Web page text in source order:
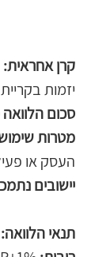
קרן אחראית:
יזמות
סכום
מטרות
העסק או
יישובים
תנאי הלוואה: